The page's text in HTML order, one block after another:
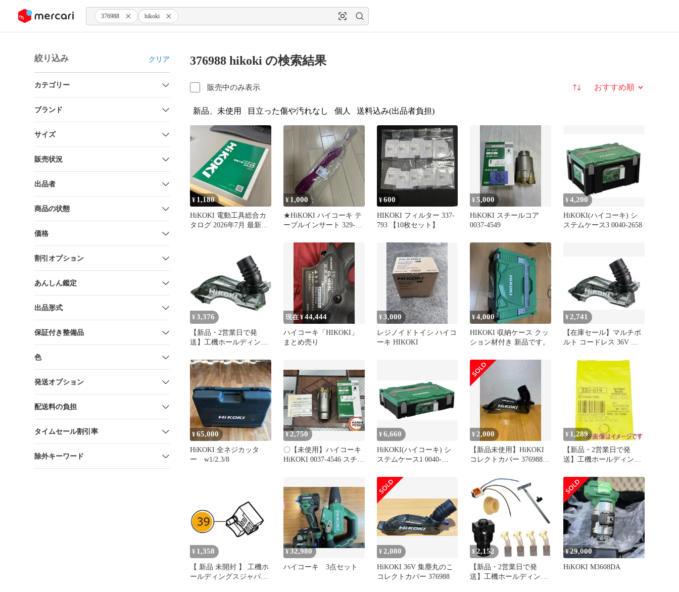
ツにスキップ 376988 hikoki
絞り込み クリア
カテゴリー
ブランド
サイズ
販売状況
出品者
商品の状態
価格
割引オプション
あんしん鑑定
出品形式
保証付き整備品
色
発送オプション
配送料の負担
タイムセール割引率
除外キーワード
376988 hikoki の検索結果
販売中のみ表示 並び替え
新品、未使用 目立った傷や汚れなし 個人 送料込み(出品者負担)
¥ 1,180
HiKOKI 電動工具総合カ
タログ 2026年7月 最新版
¥ 1,000
★HiKOKI ハイコーキ テ
ーブルインサート 329-
¥600
HIKOKI フィルター 337-
793 【10枚セット】
¥5,000
HiKOKI スチールコア
0037-4549
¥4,200
HiKOKI(ハイコーキ) シ
ステムケース3 0040-2658
¥ 3,376
【新品・2営業日で発
送】工機ホールディング
旧日立工機 36V マルチボ
ルト コードレス 集塵丸
のこ C3605DYB、
C3605DYC、C5YE用コレ
クトカバー 376988
現在 ¥44,444
ハイコーキ「HIKOKI」
まとめ売り
¥3,000
レジノイドトイシ ハイコ
ーキ HIKOKI
¥4,000
HIKOKI 収納ケース クッ
ション材付き 新品です。
¥ 2,741
【在庫セール】マルチボ
ルト コードレス 36V 集
C3605DYC、C5YE用コレ
クトカバー HiKOKI(ハイ
コーキ) 376988
¥65,000
HiKOKI 全ネジカッタ
ー w1/2.3/8
¥ 2,750
〇【未使用】ハイコーキ
HiKOKI 0037-4546 スチー
¥6,660
HiKOKI(ハイコーキ) シ
ステムケース1 0040-
¥ 2,000
【新品未使用】HiKOKI
コレクトカバー 376988
¥ 1,289
【新品・2営業日で発
送】工機ホールディング
(330619 6444)
¥ 1,358
【 新品 未開封 】 工機ホ
ールディングスジャパン
¥32,980
ハイコーキ 3点セット
¥ 2,080
HiKOKI 36V 集塵丸のこ
コレクトカバー 376988
¥ 2,152
【新品・2営業日で発
送】工機ホールディング
¥29,000
HiKOKI M3608DA